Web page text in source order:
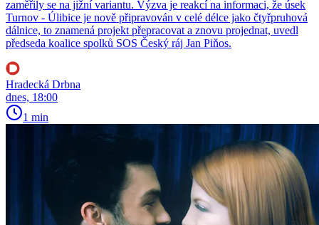
zaměřily se na jižní variantu. Výzva je reakcí na informaci, že úsek
Turnov - Úlibice je nově připravován v celé délce jako čtyřpruhová
dálnice, to znamená projekt přepracovat a znovu projednat, uvedl
předseda koalice spolků SOS Český ráj Jan Piňos.
Hradecká Drbna
dnes, 18:00
1 min